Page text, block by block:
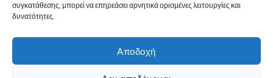
συγκατάθεσης, μπορεί να επηρεάσει αρνητικά ορισμένες λειτουργίες και
δυνατότητες.
Αποδοχή
Developed 2026 by